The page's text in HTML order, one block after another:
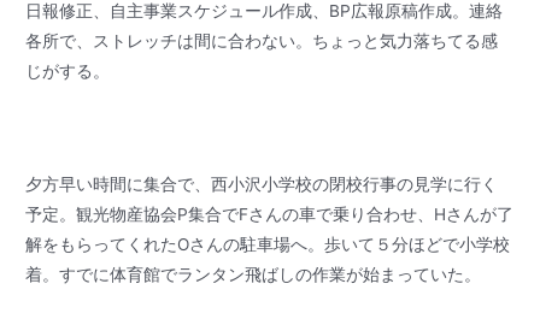
日報修正、自主事業スケジュール作成、BP広報原稿作成。連絡
各所で、ストレッチは間に合わない。ちょっと気力落ちてる感
じがする。
夕方早い時間に集合で、西小沢小学校の閉校行事の見学に行く
予定。観光物産協会P集合でFさんの車で乗り合わせ、Hさんが了
解をもらってくれたOさんの駐車場へ。歩いて５分ほどで小学校
着。すでに体育館でランタン飛ばしの作業が始まっていた。